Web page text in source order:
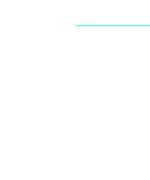
Agenciamento